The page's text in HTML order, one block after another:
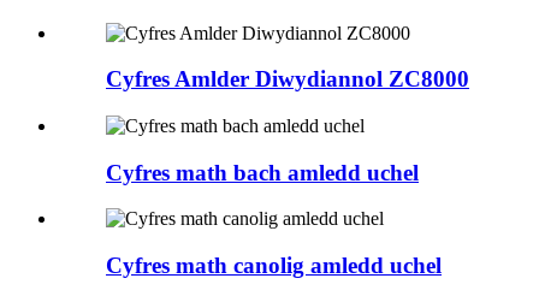
Cyfres Amlder Diwydiannol ZC8000
Cyfres math bach amledd uchel
Cyfres math canolig amledd uchel